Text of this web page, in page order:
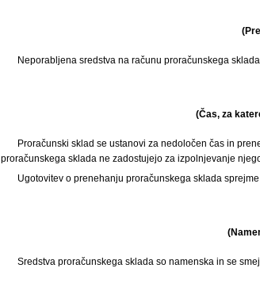
Neporabljena sredstva na računu proračunskega
(Čas, za
Proračunski sklad se ustanovi za nedoločen čas in
proračunskega sklada ne zadostujejo za izpolnjevanje
Ugotovitev o prenehanju proračunskega sklada
Sredstva proračunskega sklada so namenska in se